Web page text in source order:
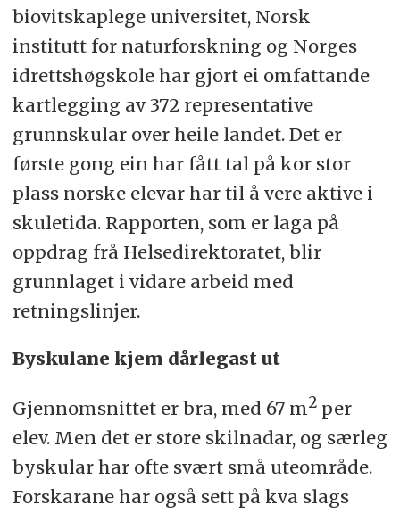
biovitskaplege universitet, Norsk
institutt for naturforskning og Norges
idrettshøgskole har gjort ei omfattande
kartlegging av 372 representative
grunnskular over heile landet. Det er
første gong ein har fått tal på kor stor
plass norske elevar har til å vere aktive i
skuletida. Rapporten, som er laga på
oppdrag frå Helsedirektoratet, blir
grunnlaget i vidare arbeid med
retningslinjer.
Byskulane kjem dårlegast ut
Gjennomsnittet er bra, med 67 m2per
elev. Men det er store skilnadar, og særleg
byskular har ofte svært små uteområde.
Forskarane har også sett på kva slags